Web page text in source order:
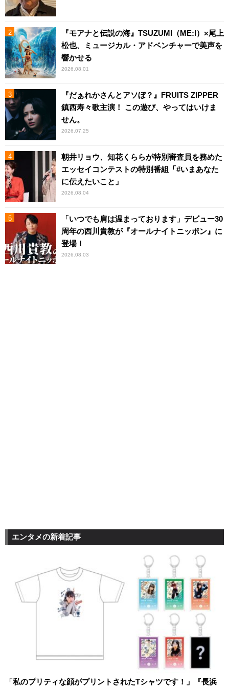
『モアナと伝説の海』TSUZUMI（ME:I）×尾上
松也、ミュージカル・アドベンチャーで美声を
響かせる
2026.08.01
『だぁれかさんとアソぼ？』FRUITS ZIPPER
鎮西寿々歌主演！ この遊び、やってはいけま
せん。
2026.07.25
朝井リョウ、知花くららが特別審査員を務めた
エッセイコンテストの特別番組「#いまあなた
に伝えたいこと」
2026.08.04
「いつでも肩は温まっております」デビュー30
周年の西川貴教が『オールナイトニッポン』に
登場！
2026.08.03
エンタメの新着記事
「私のプリティな顔がプリントされたTシャツです！」『長浜